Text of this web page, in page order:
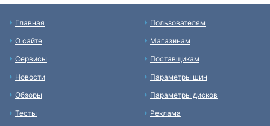
Главная
О сайте
Сервисы
Новости
Обзоры
Тесты
Пользователям
Магазинам
Поставщикам
Параметры шин
Параметры дисков
Реклама